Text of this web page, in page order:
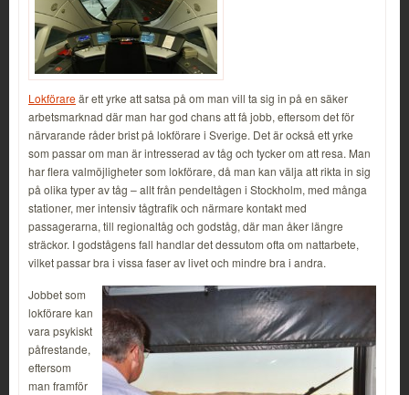
Lokförareär ett yrke att satsa på om man vill ta sig in på en säker
arbetsmarknad där man har god chans att få jobb, eftersom det för
närvarande råder brist på lokförare i Sverige. Det är också ett yrke
som passar om man är intresserad av tåg och tycker om att resa. Man
har flera valmöjligheter som lokförare, då man kan välja att rikta in sig
på olika typer av tåg – allt från pendeltågen i Stockholm, med många
stationer, mer intensiv tågtrafik och närmare kontakt med
passagerarna, till regionaltåg och godståg, där man åker längre
sträckor. I godstågens fall handlar det dessutom ofta om nattarbete,
vilket passar bra i vissa faser av livet och mindre bra i andra.
Jobbet som
lokförare kan
vara psykiskt
påfrestande,
eftersom
man framför